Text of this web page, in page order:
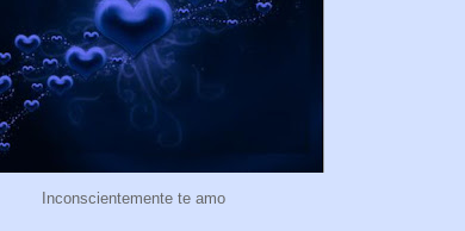
Inconscientemente te amo